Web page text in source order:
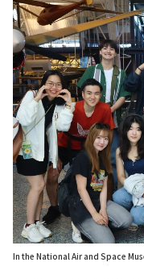
In the National Air and Space